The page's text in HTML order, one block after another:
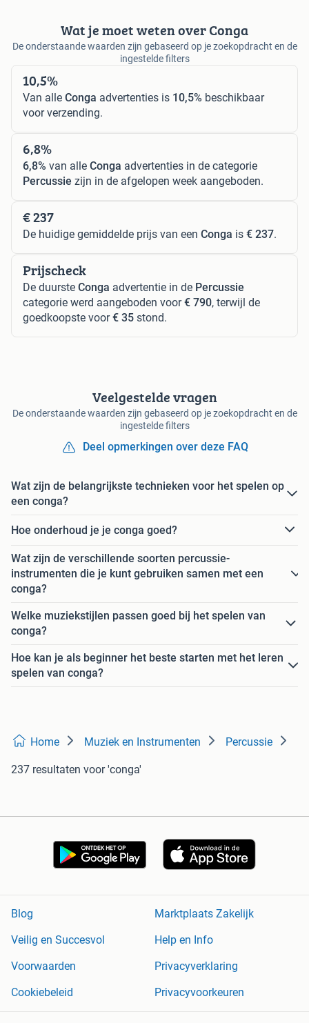
Wat je moet weten over Conga
De onderstaande waarden zijn gebaseerd op je zoekopdracht en de
ingestelde filters
10,5%
Van alle Conga advertenties is 10,5% beschikbaar
voor verzending.
6,8%
6,8% van alle Conga advertenties in de categorie
Percussie zijn in de afgelopen week aangeboden.
€ 237
De huidige gemiddelde prijs van een Conga is € 237.
Prijscheck
De duurste Conga advertentie in de Percussie
categorie werd aangeboden voor€ 790, terwijl de
goedkoopste voor€ 35 stond.
Veelgestelde vragen
De onderstaande waarden zijn gebaseerd op je zoekopdracht en de
ingestelde filters
Deel opmerkingen over deze FAQ
Wat zijn de belangrijkste technieken voor het spelen op
een conga?
Hoe onderhoud je je conga goed?
Wat zijn de verschillende soorten percussie-
instrumenten die je kunt gebruiken samen met een
conga?
Welke muziekstijlen passen goed bij het spelen van
conga?
Hoe kan je als beginner het beste starten met het leren
spelen van conga?
Home Muziek en Instrumenten Percussie
237 resultaten voor 'conga'
Blog
Marktplaats Zakelijk
Veilig en Succesvol
Help en Info
Voorwaarden
Privacyverklaring
Cookiebeleid
Privacyvoorkeuren